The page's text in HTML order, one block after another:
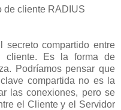
de cliente RADIUS
secreto compartido entre
cliente. Es la forma de
Podríamos pensar que
compartida no es la
las conexiones, pero se
el Cliente y el Servidor